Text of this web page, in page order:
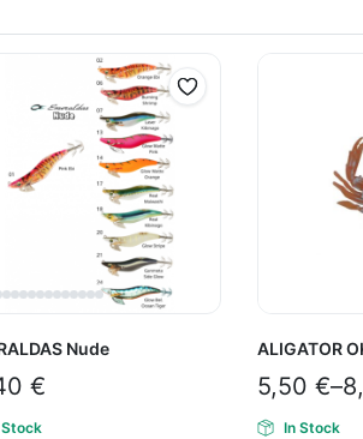
Nude
€
Stock
ALIGATOR
5,50 €–
In Stock